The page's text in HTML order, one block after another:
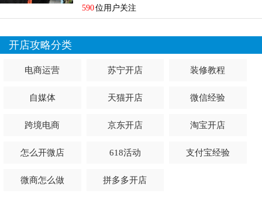
590位用户关注
开店攻略分类
电商运营 苏宁开店 装修教程
自媒体 天猫开店 微信经验
跨境电商 京东开店 淘宝开店
怎么开微店 618活动 支付宝经验
微商怎么做 拼多多开店